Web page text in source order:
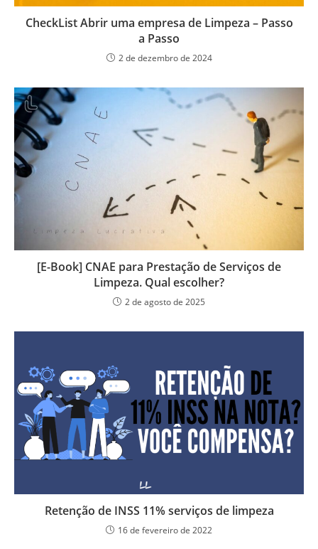
CheckList Abrir uma empresa de Limpeza – Passo
a Passo
2 de dezembro de 2024
[E-Book] CNAE para Prestação de Serviços de
Limpeza. Qual escolher?
2 de agosto de 2025
Retenção de INSS 11% serviços de limpeza
16 de fevereiro de 2022